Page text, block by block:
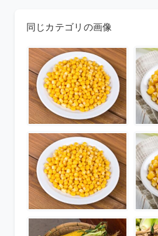
同じカテゴリの画像